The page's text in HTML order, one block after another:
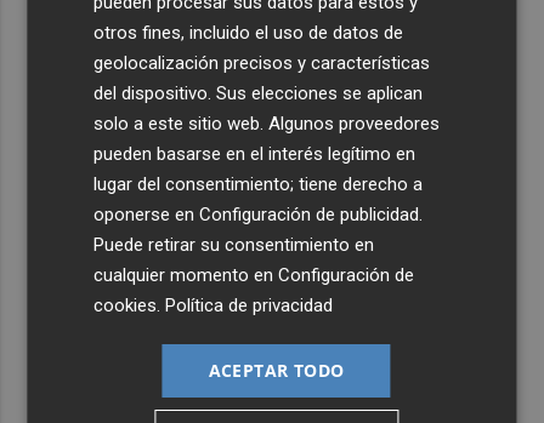
otros fines, incluido el uso de datos de
geolocalización precisos y características
del dispositivo. Sus elecciones se aplican
solo a este sitio web. Algunos proveedores
pueden basarse en el interés legítimo en
lugar del consentimiento; tiene derecho a
oponerse enConfiguración de publicidad.
Puede retirar su consentimiento en
cualquier momento enConfiguración de
cookies.Política de privacidad
ACEPTAR TODO